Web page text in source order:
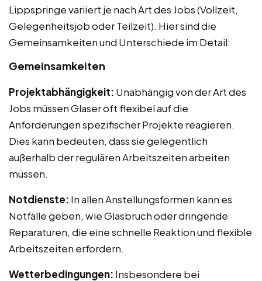
Lippspringe variiert je nach Art des Jobs (Vollzeit,
Gelegenheitsjob oder Teilzeit). Hier sind die
Gemeinsamkeiten und Unterschiede im Detail:
Gemeinsamkeiten
Projektabhängigkeit: Unabhängig von der Art des
Jobs müssen Glaser oft flexibel auf die
Anforderungen spezifischer Projekte reagieren.
Dies kann bedeuten, dass sie gelegentlich
außerhalb der regulären Arbeitszeiten arbeiten
müssen.
Notdienste: In allen Anstellungsformen kann es
Notfälle geben, wie Glasbruch oder dringende
Reparaturen, die eine schnelle Reaktion und flexible
Arbeitszeiten erfordern.
Wetterbedingungen: Insbesondere bei